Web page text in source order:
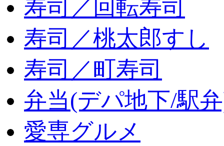
寿司／回転寿司
寿司／桃太郎すし
寿司／町寿司
弁当(デパ地下/駅
愛専グルメ